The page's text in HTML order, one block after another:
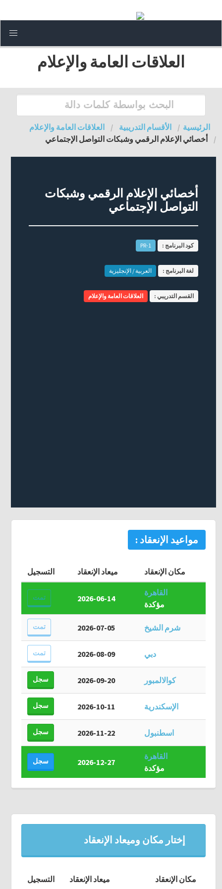
العلاقات العامة والإعلام
الرئيسية الأقسام التدريبية
العلاقات العامة والإعلام
أخصائي الإعلام الرقمي وشبكات التواصل الإجتماعي
أخصائي الإعلام الرقمي وشبكات
التواصل الإجتماعي
كود البرنامج : PR-1
لغة البرنامج : العربية / الإنجليزية
القسم التدريبي : العلاقات العامة والإعلام
مواعيد الإنعقاد :
مكان الإنعقاد ميعاد الإنعقاد التسجيل
القاهرة
مؤكدة
2026-06-14 تمت
شرم الشيخ 2026-07-05 تمت
دبي 2026-08-09 تمت
كوالالمبور 2026-09-20 سجل
الإسكندرية 2026-10-11 سجل
اسطنبول 2026-11-22 سجل
القاهرة
مؤكدة
2026-12-27 سجل
إختار مكان وميعاد الإنعقاد
مكان الإنعقاد ميعاد الإنعقاد التسجيل